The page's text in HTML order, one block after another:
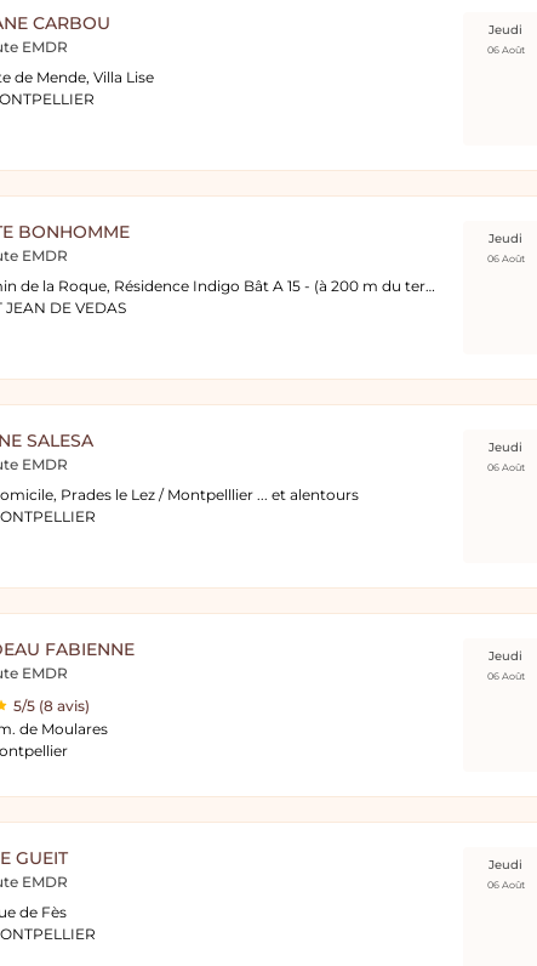
CARBOU
EMDR
de Mende, Villa Lise
Jeudi
06 Août
BONHOMME
EMDR
165 chemin de la Roque, Résidence Indigo Bât A 15 - (à 200 m du terminus du TRAM 2 )
JEAN DE VEDAS
Jeudi
06 Août
SALESA
EMDR
Prades le Lez / Montpelllier ... et alentours
Jeudi
06 Août
FABIENNE
EMDR
5/5 (8 avis)
de Moulares
Jeudi
06 Août
GUEIT
EMDR
de Fès
Jeudi
06 Août